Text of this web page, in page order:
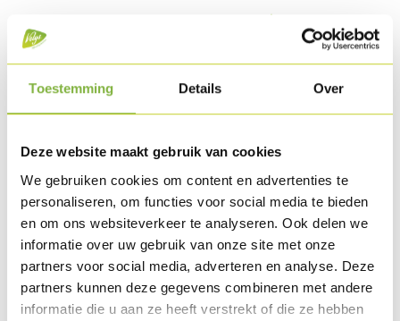
Toestemming Details Over
Deze website maakt gebruik van cookies
We gebruiken cookies om content en advertenties te
personaliseren, om functies voor social media te bieden
en om ons websiteverkeer te analyseren. Ook delen we
informatie over uw gebruik van onze site met onze
partners voor social media, adverteren en analyse. Deze
partners kunnen deze gegevens combineren met andere
informatie die u aan ze heeft verstrekt of die ze hebben
Des recettes avec ce produit
Salade grecque avec filet de poulet et tomates
séchées au soleil